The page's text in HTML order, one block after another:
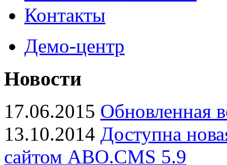
Контакты
Демо-центр
Новости
17.06.2015 Обновленная
13.10.2014 Доступна
сайтом ABO.CMS 5.9